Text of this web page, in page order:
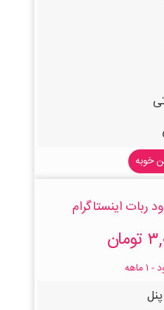
خوبه
ربات اینستاگرام